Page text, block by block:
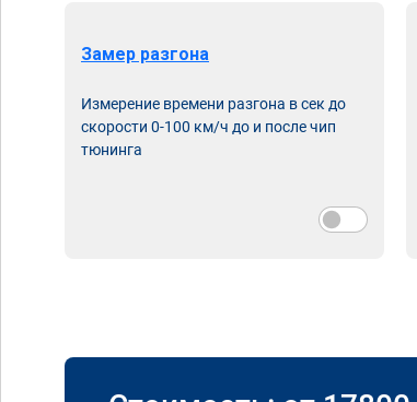
Замер разгона
Измерение времени разгона в сек до
скорости 0-100 км/ч до и после чип
тюнинга